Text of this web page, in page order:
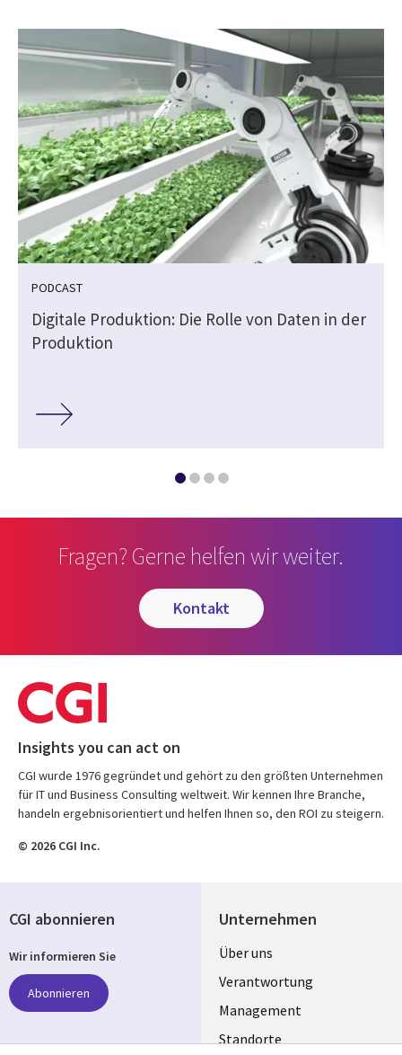
PODCAST
Digitale Produktion: Die Rolle von Daten in der
Produktion
Fragen? Gerne helfen wir weiter.
kontakt
Insights you can act on
CGI wurde 1976 gegründet und gehört zu den größten Unternehmen
für IT und Business Consulting weltweit. Wir kennen Ihre Branche,
handeln ergebnisorientiert und helfen Ihnen so, den ROI zu steigern.
© 2026 CGI Inc.
Unternehmen
Useful
links
GERMANY
Über uns
Verantwortung
Management
Standorte
CGI abonnieren
Wir informieren Sie
Abonnieren